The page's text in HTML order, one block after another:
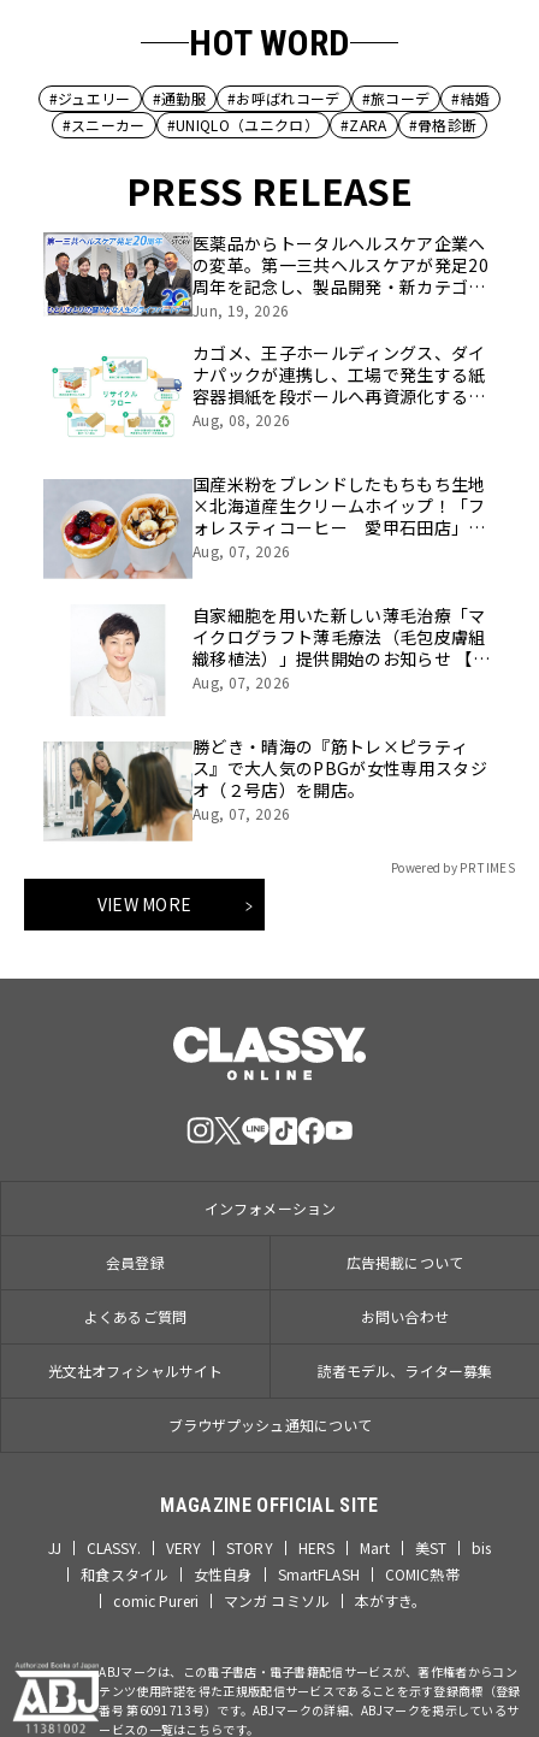
HOT WORD
#ジュエリー #通勤服 #お呼ばれコーデ #旅コーデ
#結婚
#スニーカー
#UNIQLO（ユニクロ） #ZARA #骨格診断
PRESS RELEASE
医薬品からトータルヘルスケア企業へ
の変革。第一三共ヘルスケアが発足20
周年を記念し、製品開発・新カテゴリ
挑戦の舞台や旧社統合時のエピソード
像を公開！
Jun, 19, 2026
カゴメ、王子ホールディングス、ダイ
ナパックが連携し、工場で発生する紙
容器損紙を段ボールへ再資源化する実
証を開始
Aug, 08, 2026
国産米粉をブレンドしたもちもち生地
×北海道産生クリームホイップ！「フ
ォレスティコーヒー 愛甲石田店」に
て、８月１７日（月）からクレープ販
Aug, 07, 2026
自家細胞を用いた新しい薄毛治療「マ
イクログラフト薄毛療法（毛包皮膚組
織移植法）」提供開始のお知らせ 【医
療法人社団 青真会 青山エルクリニ
Aug, 07, 2026
勝どき・晴海の『筋トレ×ピラティ
ス』で大人気のPBGが女性専用スタジ
オ（２号店）を開店。
Aug, 07, 2026
Powered by PR TIMES
VIEW MORE
インフォメーション
会員登録 広告掲載について
よくあるご質問 お問い合わせ
光文社オフィシャルサイト 読者モデル、ライター募集
ブラウザプッシュ通知について
MAGAZINE OFFICIAL SITE
JJ CLASSY. VERY STORY HERS Mart 美ST
bis
和食スタイル
女性自身 SmartFLASH
COMIC熱帯
comic Pureri
マンガ コミソル 本がすき。
ABJマークは、この電子書店・電子書籍配信サービスが、著作権者からコン
テンツ使用許諾を得た正規版配信サービスであることを示す登録商標（登録
番号 第6091713号）です。ABJマークの詳細、ABJマークを掲示しているサ
ービスの一覧はこちらです。